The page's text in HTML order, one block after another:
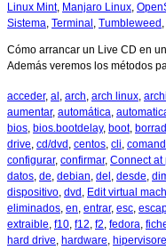
Linux Mint, Manjaro Linux,
Sistema, Terminal , Tumbleweed ,
Cómo arrancar un Live CD en
Además veremos los métodos
acceder, al , arch, arch linux,
aumentar, automática,
bios, bios.bootdelay, boot,
drive, cd/dvd , centos, cli,
configurar, confirmar, Connect at
datos, de, debian, del , desde,
dispositivo, dvd , Edit virtual
eliminados, en, entrar, esc,
extraible, f10, f12, f2, fedora,
hard drive, hardware,